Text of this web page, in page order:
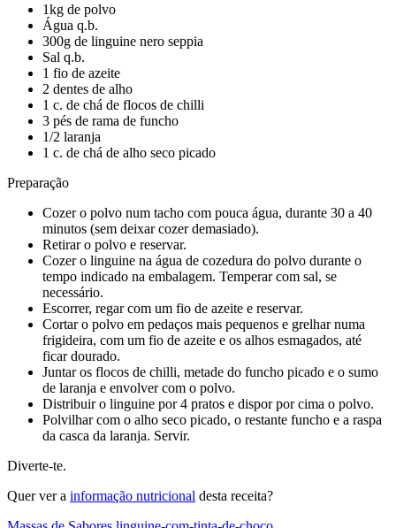
1kg de polvo
Água q.b.
300g de linguine nero seppia
Sal q.b.
1 fio de azeite
2 dentes de alho
1 c. de chá de flocos de chilli
3 pés de rama de funcho
1/2 laranja
1 c. de chá de alho seco picado
Preparação
Cozer o polvo num tacho com pouca água, durante 30 a 40
minutos (sem deixar cozer demasiado).
Retirar o polvo e reservar.
Cozer o linguine na água de cozedura do polvo durante o
tempo indicado na embalagem. Temperar com sal, se
necessário.
Escorrer, regar com um fio de azeite e reservar.
Cortar o polvo em pedaços mais pequenos e grelhar numa
frigideira, com um fio de azeite e os alhos esmagados, até
ficar dourado.
Juntar os flocos de chilli, metade do funcho picado e o sumo
de laranja e envolver com o polvo.
Distribuir o linguine por 4 pratos e dispor por cima o polvo.
Polvilhar com o alho seco picado, o restante funcho e a raspa
da casca da laranja. Servir.
Diverte-te.
Quer ver a informação nutricional desta receita?